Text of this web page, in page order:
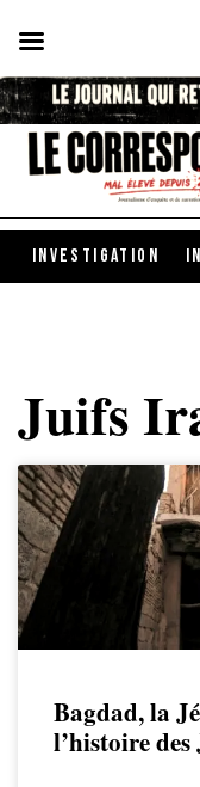
INVESTIGATION
Juifs
Bagdad, la
l’histoire